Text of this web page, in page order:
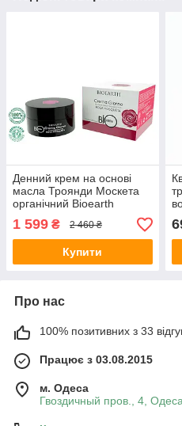
Денний крем на основі
масла Троянди Москета
органічний Bioearth
1 599 ₴ 2 460 ₴
Купити
Про нас
100% позитивних з 33
Працює з 03.08.2015
м. Одеса
Гвоздичный пров., 4,